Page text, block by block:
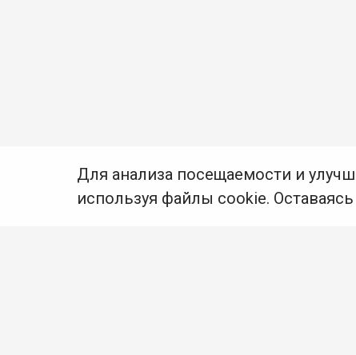
Для анализа посещаемости и
используя файлы cookie.